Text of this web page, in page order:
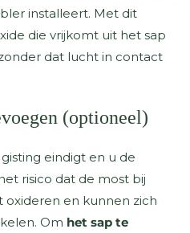
installeert. Met dit
die vrijkomt uit het sap
dat lucht in contact
(optioneel)
eindigt en u de
risico dat de most bij
en kunnen zich
Om het sap te